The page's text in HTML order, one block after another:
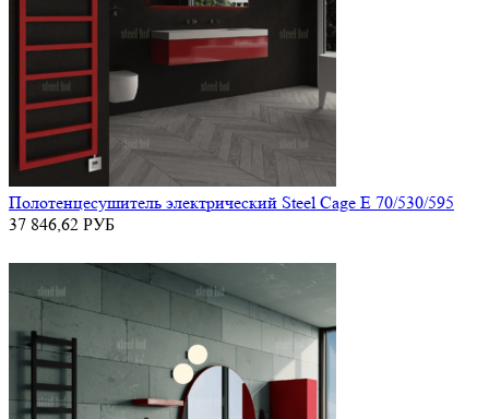
Полотенцесушитель электрический Steel Cage E 70/530/595
37 846,62 РУБ